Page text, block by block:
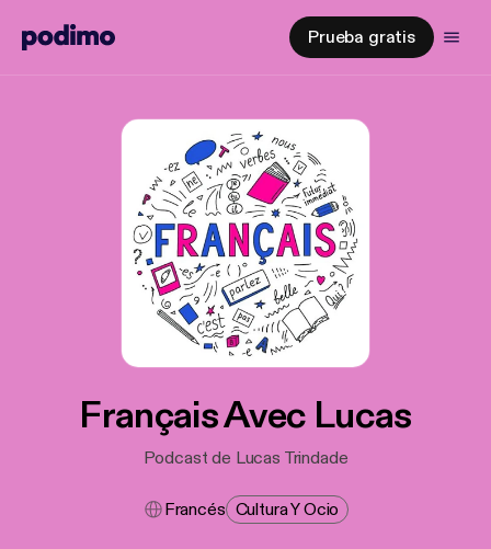
Prueba gratis
Français Avec Lucas
Podcast de Lucas Trindade
Francés Cultura Y Ocio